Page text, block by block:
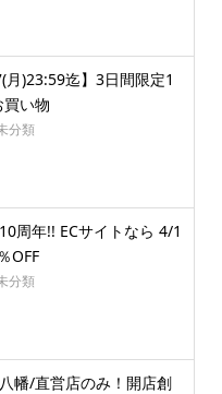
月)23:59迄】3日間限定1
買い物
分類
周年!! ECサイトなら 4/1
OFF
分類
幡/直営店のみ！開店創